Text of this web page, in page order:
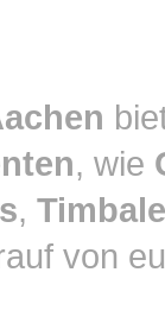
, wie
,
von